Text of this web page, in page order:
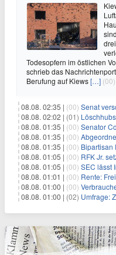
Todesopfern im östlichen
schrieb das
Berufung auf Kiews[…] (00)
08.08. 02:35 | (00) Senat verschiebt
08.08. 02:02 | (01)
08.08. 01:35 | (00) Senator Coons
08.08. 01:35 | (00) Abgeordneter Dusty
08.08. 01:35 | (00) Bipartisan
08.08. 01:05 | (00) RFK Jr. setzt sich
08.08. 01:05 | (00) SEC lässt
08.08. 01:01 | (00) Rente: Frei
08.08. 01:00 | (00)
08.08. 01:00 | (02) Umfrage: